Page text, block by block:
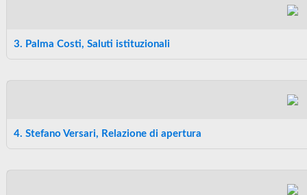
3. Palma Costi, Saluti istituzionali
4. Stefano Versari, Relazione di apertura